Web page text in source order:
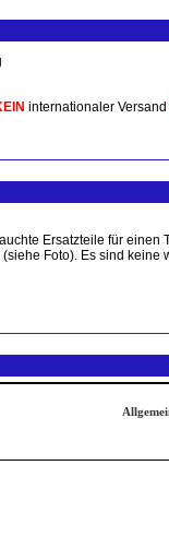
internationaler Versand
Ersatzteile für
Foto). Es sind